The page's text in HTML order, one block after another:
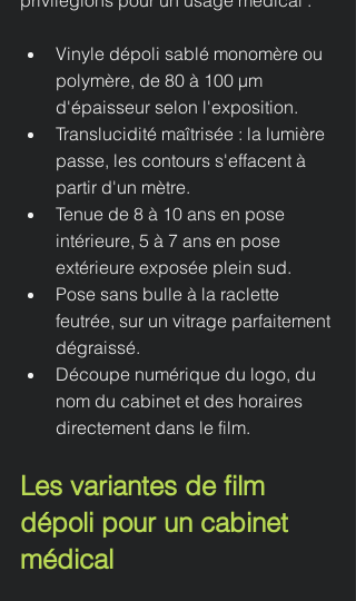
Vinyle dépoli sablé monomère ou
polymère, de 80 à 100 µm
d'épaisseur selon l'exposition.
Translucidité maîtrisée : la lumière
passe, les contours s'effacent à
partir d'un mètre.
Tenue de 8 à 10 ans en pose
intérieure, 5 à 7 ans en pose
extérieure exposée plein sud.
Pose sans bulle à la raclette
feutrée, sur un vitrage parfaitement
dégraissé.
Découpe numérique du logo, du
nom du cabinet et des horaires
directement dans le film.
Les variantes de film
dépoli pour un cabinet
médical